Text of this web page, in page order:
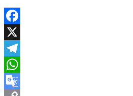
Facebook
X
Telegram
WhatsApp